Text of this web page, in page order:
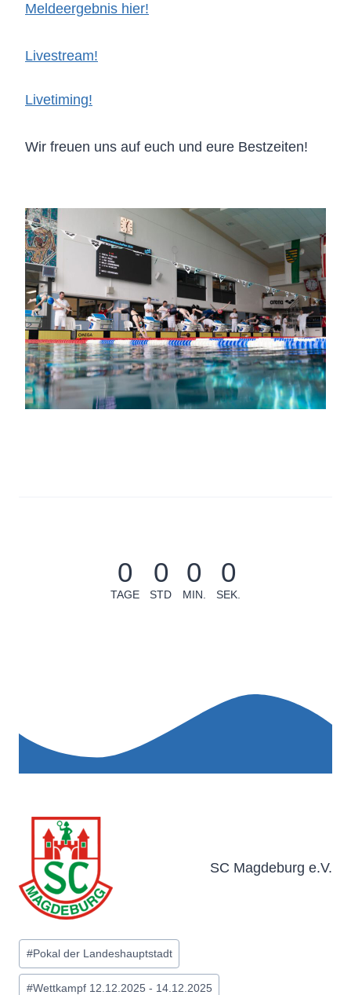
Meldeergebnis hier!
Livestream!
Livetiming!
Wir freuen uns auf euch und eure Bestzeiten!
0
TAGE
0
STD
0
MIN.
0
SEK.
SC Magdeburg e.V.
Schlagworte:
#Pokal der Landeshauptstadt
#Wettkampf 12.12.2025 - 14.12.2025